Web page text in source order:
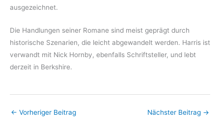
ausgezeichnet.
Die Handlungen seiner Romane sind meist geprägt durch
historische Szenarien, die leicht abgewandelt werden. Harris ist
verwandt mit Nick Hornby, ebenfalls Schriftsteller, und lebt
derzeit in Berkshire.
← Vorheriger Beitrag Nächster Beitrag →